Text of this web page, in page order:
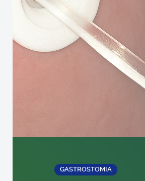
GASTROSTOMIA